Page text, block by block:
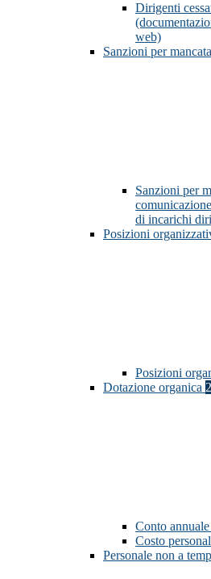
Dirigenti
web)
Sanzioni per
Sanzioni per
di incarichi
Posizioni
Posizioni
Dotazione organica
Conto
Costo
Personale non a